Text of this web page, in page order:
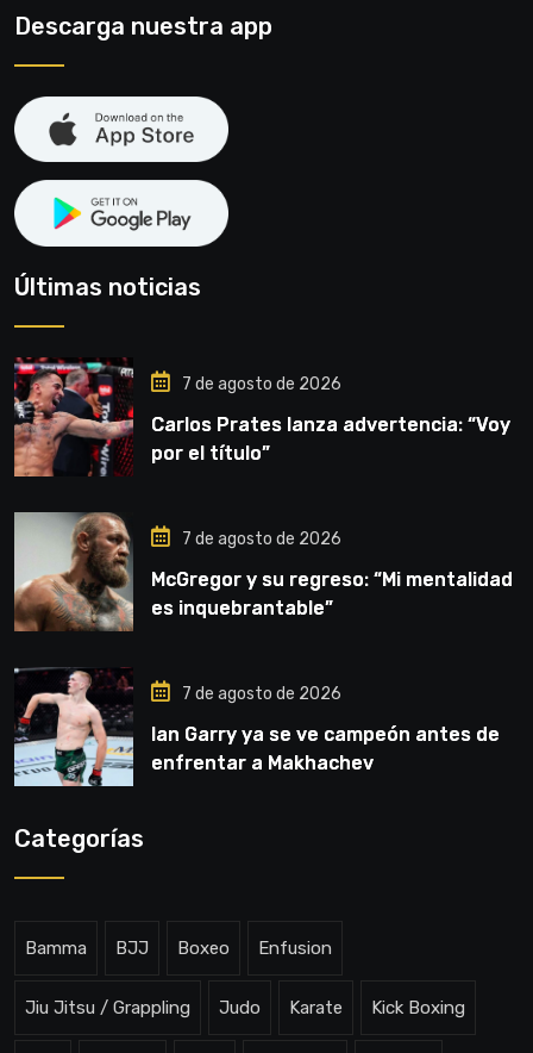
Descarga nuestra app
Últimas noticias
7 de agosto de 2026
Carlos Prates lanza advertencia: “Voy
por el título”
7 de agosto de 2026
McGregor y su regreso: “Mi mentalidad
es inquebrantable”
7 de agosto de 2026
Ian Garry ya se ve campeón antes de
enfrentar a Makhachev
Categorías
Bamma BJJ Boxeo Enfusion
Jiu Jitsu / Grappling Judo Karate Kick Boxing